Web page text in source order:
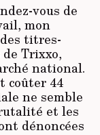
vous de
mon
titres-
Trixxo,
national.
coûter 44
ne semble
et les
dénoncées